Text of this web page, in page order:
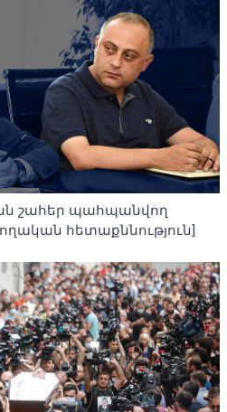
շահեր պահպանվող
հետաքննություն]